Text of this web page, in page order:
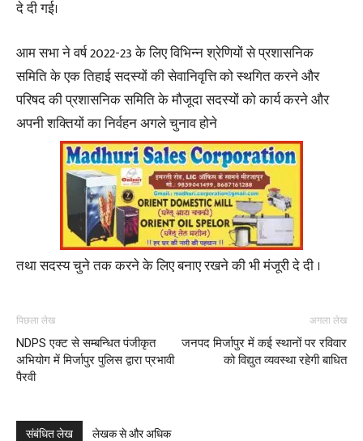
दे दी गई।
आम सभा ने वर्ष 2022-23 के लिए विभिन्न श्रेणियों से प्रशासनिक
समिति के एक तिहाई सदस्यों की सेवानिवृत्ति को स्थगित करने और
परिषद की प्रशासनिक समिति के मौजूदा सदस्यों को कार्य करने और
अपनी शक्तियों का निर्वहन अगले चुनाव होने
तथा सदस्य चुने तक करने के लिए बनाए रखने की भी मंजूरी दे दी ।
पिछला लेख
NDPS एक्ट से सम्बन्धित पंजीकृत
अभियोग में मिर्जापुर पुलिस द्वारा प्रभावी
पैरवी
अगला लेख
जनपद मिर्जापुर में कई स्थानों पर रविवार
को विद्युत व्यवस्था रहेगी बाधित
संबंधित लेख लेखक से और अधिक